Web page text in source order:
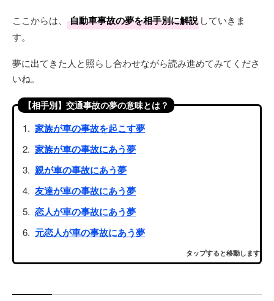
ここからは、 自動車事故の夢を相手別に解説 していきま
す。
夢に出てきた人と照らし合わせながら読み進めてみてくださ
いね。
【相手別】交通事故の夢の意味とは？
家族が車の事故を起こす夢
家族が車の事故にあう夢
親が車の事故にあう夢
友達が車の事故にあう夢
恋人が車の事故にあう夢
元恋人が車の事故にあう夢
タップすると移動します